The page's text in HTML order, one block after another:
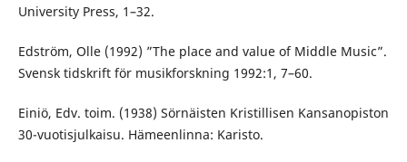
University Press, 1–32.
Edström, Olle (1992) ”The place and value of Middle Music”.
Svensk tidskrift för musikforskning 1992:1, 7–60.
Einiö, Edv. toim. (1938) Sörnäisten Kristillisen Kansanopiston
30-vuotisjulkaisu. Hämeenlinna: Karisto.